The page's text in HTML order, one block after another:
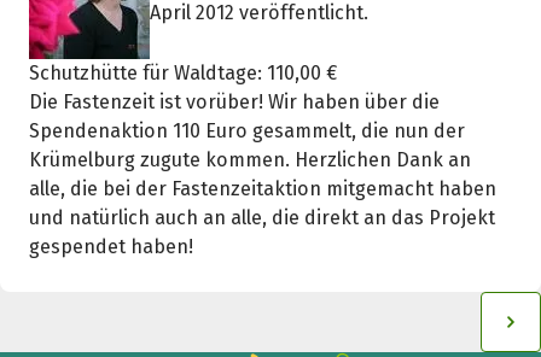
April 2012 veröffentlicht.
Schutzhütte für Waldtage: 110,00 €
Die Fastenzeit ist vorüber! Wir haben über die
Spendenaktion 110 Euro gesammelt, die nun der
Krümelburg zugute kommen. Herzlichen Dank an
alle, die bei der Fastenzeitaktion mitgemacht haben
und natürlich auch an alle, die direkt an das Projekt
gespendet haben!